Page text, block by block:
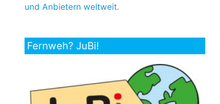
und Anbietern weltweit.
Fernweh? JuBi!